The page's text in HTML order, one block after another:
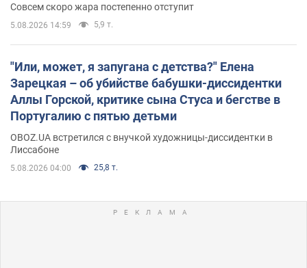
Совсем скоро жара постепенно отступит
5.08.2026 14:59 5,9 т.
"Или, может, я запугана с детства?" Елена
Зарецкая – об убийстве бабушки-диссидентки
Аллы Горской, критике сына Стуса и бегстве в
Португалию с пятью детьми
OBOZ.UA встретился с внучкой художницы-диссидентки в
Лиссабоне
5.08.2026 04:00 25,8 т.